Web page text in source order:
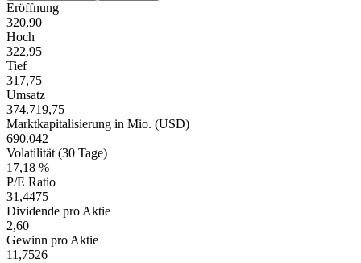
Eröffnung
320,90
Hoch
322,95
Tief
317,75
Umsatz
374.719,75
Marktkapitalisierung in Mio. (USD)
690.042
Volatilität (30 Tage)
17,18 %
P/E Ratio
31,4475
Dividende pro Aktie
2,60
Gewinn pro Aktie
11,7526